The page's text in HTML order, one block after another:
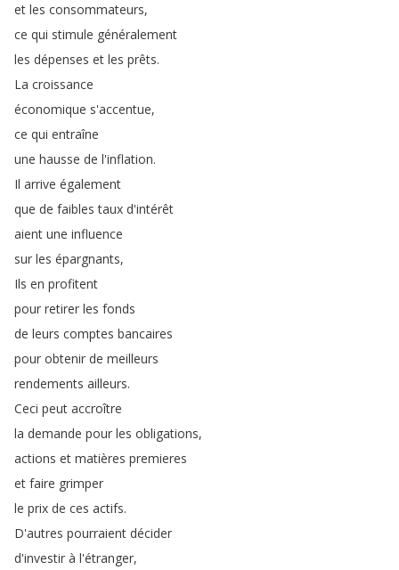
et les consommateurs,
ce qui stimule généralement
les dépenses et les prêts.
La croissance
économique s'accentue,
ce qui entraîne
une hausse de l'inflation.
Il arrive également
que de faibles taux d'intérêt
aient une influence
sur les épargnants,
Ils en profitent
pour retirer les fonds
de leurs comptes bancaires
pour obtenir de meilleurs
rendements ailleurs.
Ceci peut accroître
la demande pour les obligations,
actions et matières premieres
et faire grimper
le prix de ces actifs.
D'autres pourraient décider
d'investir à l'étranger,